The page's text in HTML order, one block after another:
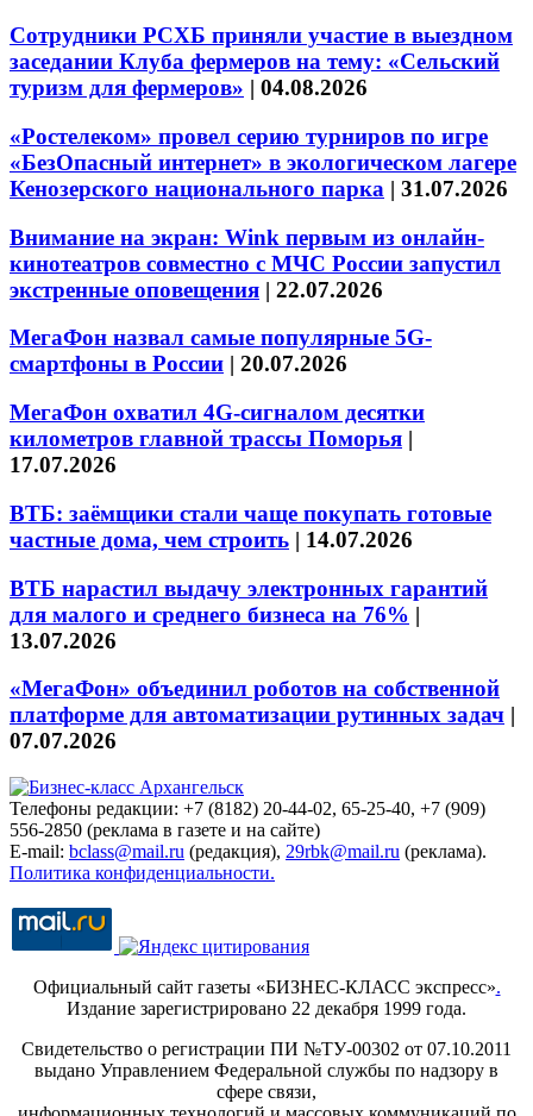
Сотрудники РСХБ приняли участие в выездном
заседании Клуба фермеров на тему: «Сельский
туризм для фермеров» | 04.08.2026
«Ростелеком» провел серию турниров по игре
«БезОпасный интернет» в экологическом лагере
Кенозерского национального парка | 31.07.2026
Внимание на экран: Wink первым из онлайн-
кинотеатров совместно с МЧС России запустил
экстренные оповещения | 22.07.2026
МегаФон назвал самые популярные 5G-
смартфоны в России | 20.07.2026
МегаФон охватил 4G-сигналом десятки
километров главной трассы Поморья |
17.07.2026
ВТБ: заёмщики стали чаще покупать готовые
частные дома, чем строить | 14.07.2026
ВТБ нарастил выдачу электронных гарантий
для малого и среднего бизнеса на 76% |
13.07.2026
«МегаФон» объединил роботов на собственной
платформе для автоматизации рутинных задач |
07.07.2026
Телефоны редакции: +7 (8182) 20-44-02, 65-25-40, +7 (909)
556-2850 (реклама в газете и на сайте)
E-mail: bclass@mail.ru (редакция), 29rbk@mail.ru (реклама).
Политика конфиденциальности.
Официальный сайт газеты «БИЗНЕС-КЛАСС экспресс».
Издание зарегистрировано 22 декабря 1999 года.
Свидетельство о регистрации ПИ №ТУ-00302 от 07.10.2011
выдано Управлением Федеральной службы по надзору в
сфере связи,